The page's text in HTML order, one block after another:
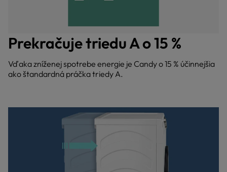
Prekračuje triedu A o 15 %
Vďaka zníženej spotrebe energie je Candy o 15 % účinnejšia
ako štandardná práčka triedy A.